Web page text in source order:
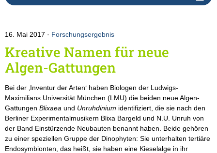
16. Mai 2017 Forschungsergebnis
Kreative Namen für neue
Algen-Gattungen
Bei der ‚Inventur der Arten‘ haben Biologen der Ludwigs-
Maximilians Universität München (LMU) die beiden neue Algen-
Gattungen Blixaea und Unruhdinium identifiziert, die sie nach den
Berliner Experimentalmusikern Blixa Bargeld und N.U. Unruh von
der Band Einstürzende Neubauten benannt haben. Beide gehören
zu einer speziellen Gruppe der Dinophyten: Sie unterhalten tertiäre
Endosymbionten, das heißt, sie haben eine Kieselalge in ihr